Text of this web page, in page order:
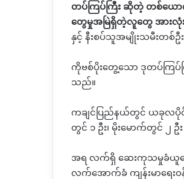
တပ်ကြပ်ကြီး ဆိုတဲ့ တစ်ယော
တွေမှုအမြဲရှိတဲ့လူတွေ အားလုံ
နှင့် နီးစပ်သူအမျိုးသမီးတစ်ဦ
ကိုဗစ်ပိုးတွေ့သော ဒုတပ်ကြပ်
သည်။
ကချင်ပြည်နယ်တွင် ယခုလပို
တွင် ၁ ဦး၊ မိုးမောက်တွင် ၂ ဦး
အရ လက်ရှိ ဆေးကုသမှုခံယူနေ
လက်အောက်ခံ ကျန်းမာရေး